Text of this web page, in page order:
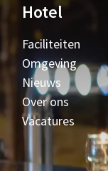
Hotel
Faciliteiten
Omgeving
Nieuws
Over ons
Vacatures